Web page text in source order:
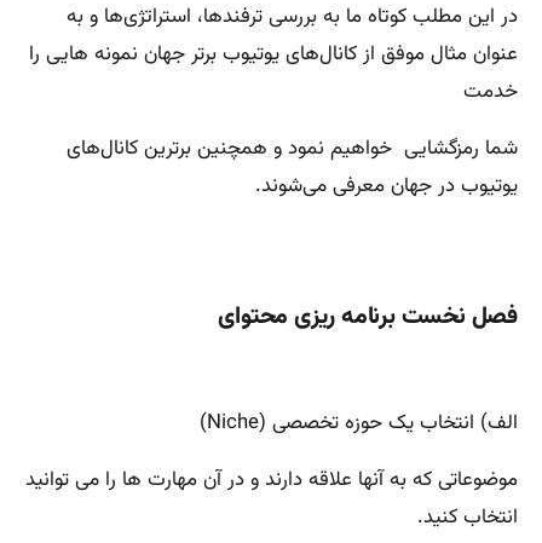
در این مطلب کوتاه ما به بررسی ترفندها، استراتژی‌ها و به
عنوان مثال موفق از کانال‌های یوتیوب برتر جهان نمونه هایی را
خدمت
شما رمزگشایی خواهیم نمود و همچنین برترین کانال‌های
یوتیوب در جهان معرفی می‌شوند.
فصل نخست برنامه ریزی محتوای
الف) انتخاب یک حوزه تخصصی (Niche)
موضوعاتی که به آنها علاقه دارند و در آن مهارت ها را می توانید
انتخاب کنید.